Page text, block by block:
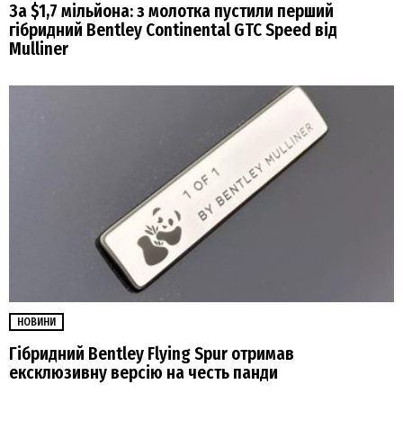
За $1,7 мільйона: з молотка пустили перший
гібридний Bentley Continental GTC Speed ​​від
Mulliner
НОВИНИ
Гібридний Bentley Flying Spur отримав
ексклюзивну версію на честь панди